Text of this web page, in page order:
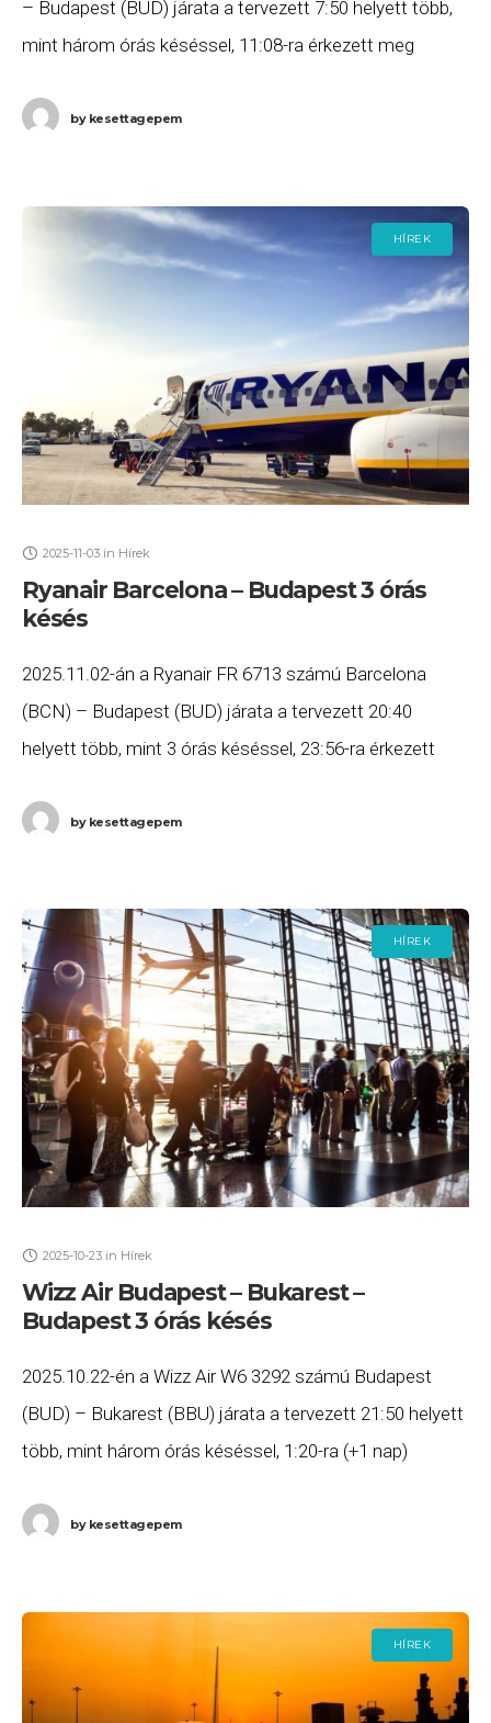
– Budapest (BUD) járata a tervezett 7:50 helyett több,
mint három órás késéssel, 11:08-ra érkezett meg
bykesettagepem
HÍREK
2025-11-03 in Hírek
Ryanair Barcelona – Budapest 3 órás
késés
2025.11.02-án a Ryanair FR 6713 számú Barcelona
(BCN) – Budapest (BUD) járata a tervezett 20:40
helyett több, mint 3 órás késéssel, 23:56-ra érkezett
bykesettagepem
HÍREK
2025-10-23 in Hírek
Wizz Air Budapest – Bukarest –
Budapest 3 órás késés
2025.10.22-én a Wizz Air W6 3292 számú Budapest
(BUD) – Bukarest (BBU) járata a tervezett 21:50 helyett
több, mint három órás késéssel, 1:20-ra (+1 nap)
bykesettagepem
HÍREK